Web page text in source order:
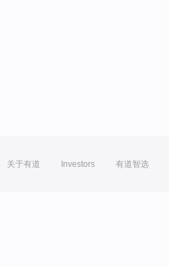
关于有道 Investors 有道智选